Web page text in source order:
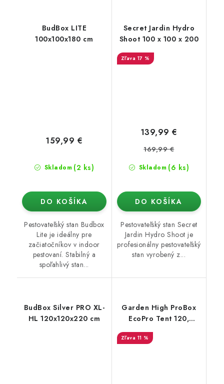
BudBox LITE
100x100x180 cm
Skladom (2 ks)
159,99 €
DO KOŠÍKA
Pestovateľský stan Budbox
Lite je ideálny pre
začiatočníkov v indoor
pestovaní. Stabilný a
spoľahlivý stan...
Secret Jardin Hydro
Shoot 100 x 100 x 200
17 %
Skladom (6 ks)
139,99 €
169,99 €
DO KOŠÍKA
Pestovateľský stan Secret
Jardin Hydro Shoot je
profesionálny pestovateľský
stan vyrobený z...
BudBox Silver PRO XL-
HL 120x120x220 cm
Garden High ProBox
EcoPro Tent 120,
120x120x200 cm
11 %